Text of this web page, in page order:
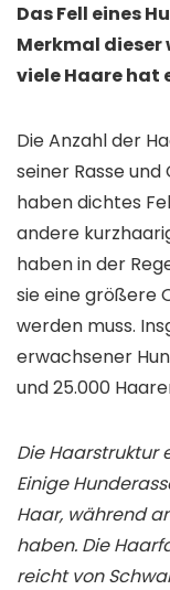
Das Fell eines
Merkmal dieser
viele Haare hat
Die Anzahl der
seiner Rasse
haben dichtes
andere
haben in der
sie eine größere
werden muss.
erwachsener
und 25.000
Die Haarstruktur
Einige
Haar, während
haben. Die
reicht von